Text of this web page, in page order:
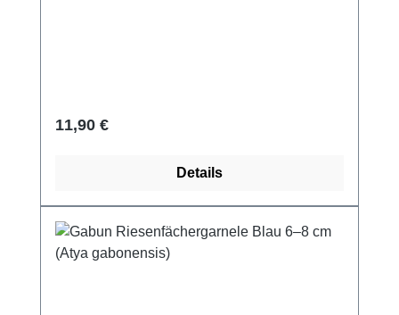
Regulärer Preis:
11,90 €
Details